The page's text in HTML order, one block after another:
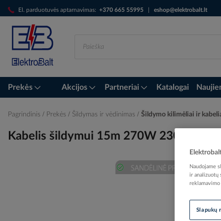
El. parduotuvės aptarnavimas: +370 665 55995 eshop@elektrobalt.lt
Skip
to
Content
Prekės Akcijos Partneriai Katalogai
Pagrindinis Prekės Šildymas ir vėdinimas Šildymo kilimėliai ir
Kabelis šildymui 15m 270W 230V
Naudojame
ir analizuotų
reklamavimo
Slapukų